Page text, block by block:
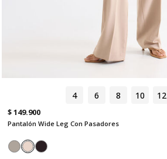
4 6 8 10 12
$ 149.900
Pantalón Wide Leg Con Pasadores